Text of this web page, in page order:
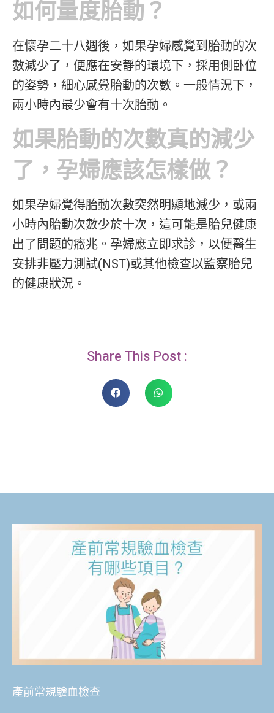
如何量度胎動？
在懷孕二十八週後，如果孕婦感覺到胎動的次
數減少了，便應在安靜的環境下，採用側卧位
的姿勢，細心感覺胎動的次數。一般情況下，
兩小時內最少會有十次胎動。
如果胎動的次數真的減少
了，孕婦應該怎樣做？
如果孕婦覺得胎動次數突然明顯地減少，或兩
小時內胎動次數少於十次，這可能是胎兒健康
出了問題的癥兆。孕婦應立即求診，以便醫生
安排非壓力測試(NST)或其他檢查以監察胎兒
的健康狀況。
Share This Post :
產前常規驗血檢查